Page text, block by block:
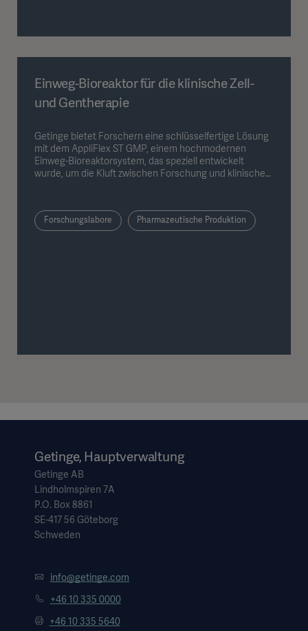
Einweg-Bioreaktor für die klinische Zell-
und Gentherapie
Getinge bietet Forschern eine schlüsselfertige Lösung
mit dem AppliFlex ST GMP, einem hochmodernen
Einweg-Bioreaktorsystem, das speziell entwickelt
wurde, um die Kluft zwischen Forschung und klinischer
Forschungslabore Pharmazeutische Produktion
Getinge, Hauptverwaltung
Getinge AB
Lindholmspiren 7A
P.O. Box 8861
SE-417 56 Göteborg
Schweden
info@getinge.com
+46 10 335 0000
+46 10 335 5640